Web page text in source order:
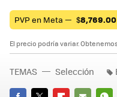
PVP en Meta — $8,769.00
El precio podría variar.
TEMAS Selección